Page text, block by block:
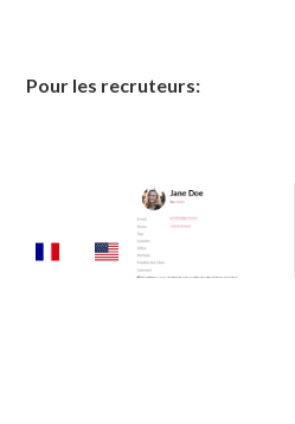
Pour les recruteurs: